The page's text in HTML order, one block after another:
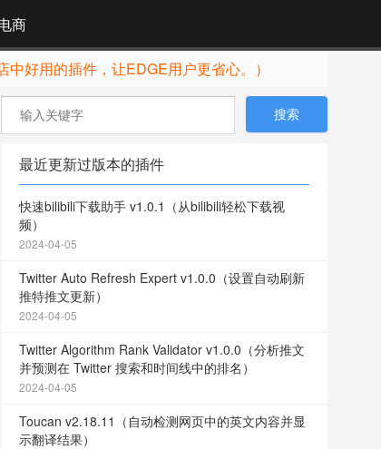
商
中好用的插件，让EDGE用户更省心。）
最近更新过版本的插件
快速bilibili下载助手 v1.0.1（从bilibili轻松下载视
频）
2024-04-05
Twitter Auto Refresh Expert v1.0.0（设置自动刷新
推特推文更新）
2024-04-05
Twitter Algorithm Rank Validator v1.0.0（分析推文
并预测在 Twitter 搜索和时间线中的排名）
2024-04-05
Toucan v2.18.11（自动检测网页中的英文内容并显
示翻译结果）